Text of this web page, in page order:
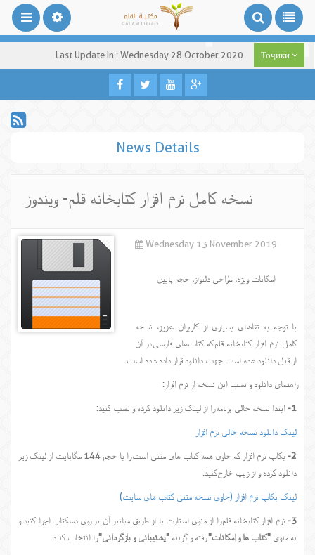
Last Update In : Wednesday 28 October 2020 Тоҷикӣ
News Details
نسخه کامل نرم افزار کتابخانه قلم- ویندوز
Wednesday 13 November 2019
امکانات ویژه، طراحی دلنواز، حجم پایین
با توجه به تقاضای بسیاری از کاربران عزیز، نسخه
کامل نرم افزار کتابخانه قلم که کتاب‌های فارسی در آن
از قبل دانلود شده است جهت دانلود قرار داده شده است.
راهنمای دانلود و نصب این نسخه از نرم افزار:
1- ابتدا نسخه خالی برنامه را از لینک زیر دانلود کرده و نصب کنید:
لینک دانلود نسخه خالی نرم افزار
2-
بکاپ نرم افزار که حاوی همه کتاب های متنی است را با حجم 144 مگابایت از لینک زیر
دانلود کرده و از زیپ خارج کنید:
لینک بکاپ نرم افزار (حاوی نسخه متنی کتاب های سایت)
3-
نرم افزار کتابخانه قلم را از منوی استارت یا از طریق میانبر آن بر روی دسکتاپ اجرا کنید و
به منوی "کتاب ها و امکانات"رفته و گزینه "پشتیبانی و بازگردانی"را انتخاب کنید.